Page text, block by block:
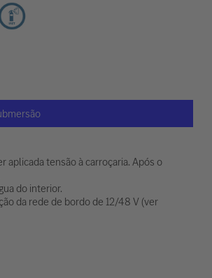
aplicada tensão à carroçaria. Após o
do interior.
da rede de bordo de 12/48 V (ver